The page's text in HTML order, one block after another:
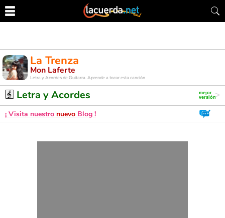
La Trenza
Mon Laferte
Letra y Acordes de Guitarra. Aprende a tocar esta canción
Letra y Acordes
¡ Visita nuestro nuevo Blog !